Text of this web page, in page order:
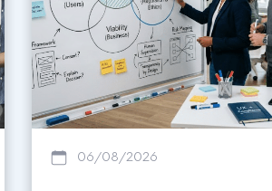
06/08/2026